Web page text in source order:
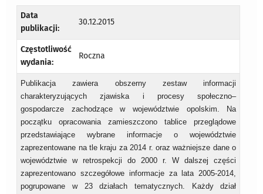
Data
publikacji:
30.12.2015
Częstotliwość
wydania:
Roczna
Publikacja zawiera obszerny zestaw informacji
charakteryzujących zjawiska i procesy społeczno–
gospodarcze zachodzące w województwie opolskim. Na
początku opracowania zamieszczono tablice przeglądowe
przedstawiające wybrane informacje o województwie
zaprezentowane na tle kraju za 2014 r. oraz ważniejsze dane o
województwie w retrospekcji do 2000 r. W dalszej części
zaprezentowano szczegółowe informacje za lata 2005-2014,
pogrupowane w 23 działach tematycznych. Każdy dział